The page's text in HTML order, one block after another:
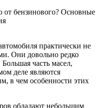
практически не
Они довольно редко
часть масел,
деле являются
в чем особенности этих
обладают небольшим